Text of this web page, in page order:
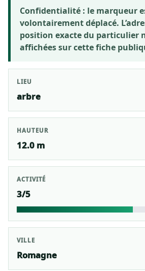
Confidentialité : le marqueur
volontairement déplacé.
position exacte du particulier
affichées sur cette fiche
LIEU
arbre
HAUTEUR
12.0 m
ACTIVITÉ
3/5
VILLE
Romagne